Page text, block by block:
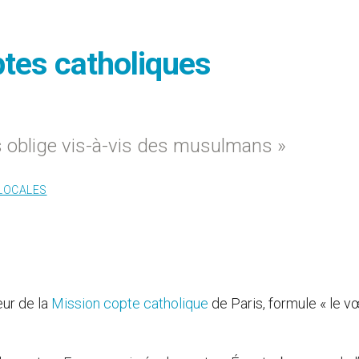
catholiques
oblige vis-à-vis des musulmans »
de la Mission copte catholique de Paris, formule « le